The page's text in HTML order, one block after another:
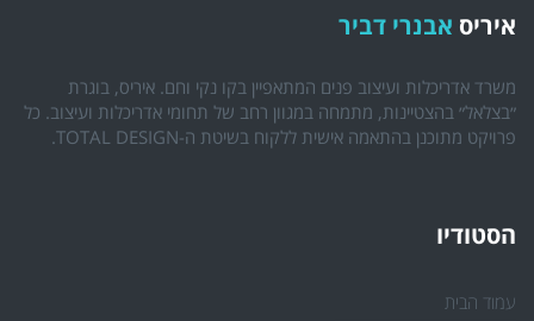
איריס אבנרי דביר
משרד אדריכלות ועיצוב פנים המתאפיין בקו נקי וחם. איריס, בוגרת
״בצלאל״ בהצטיינות, מתמחה במגוון רחב של תחומי אדריכלות ועיצוב. כל
פרויקט מתוכנן בהתאמה אישית ללקוח בשיטת ה-TOTAL DESIGN.
הסטודיו
עמוד הבית